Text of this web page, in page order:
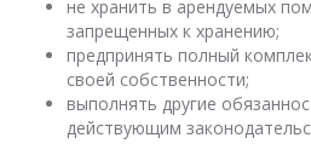
не хранить в арендуемых
запрещенных к хранению;
предпринять полный
своей собственности;
выполнять другие
действующим